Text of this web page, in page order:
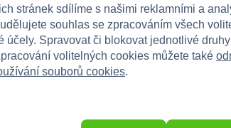
stránek sdílíme s našimi reklamními a
udělujete souhlas se zpracováním všech
účely. Spravovat či blokovat jednotlivé
volitelných cookies můžete také
souborů cookies.